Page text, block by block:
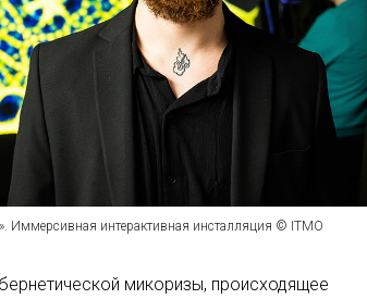
Иммерсивная интерактивная инсталляция © ITMO
микоризы, происходящее